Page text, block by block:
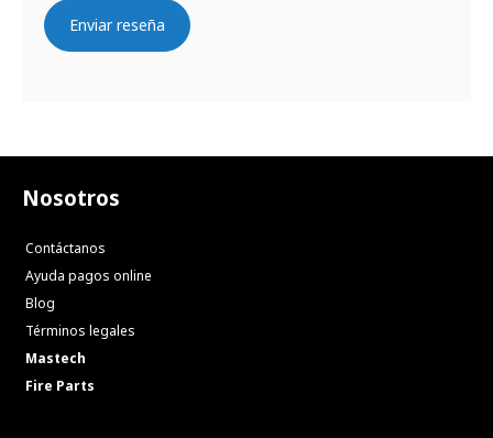
Enviar reseña
Nosotros
Contáctanos
Ayuda pagos online
Blog
Términos legales
Mastech
Fire Parts